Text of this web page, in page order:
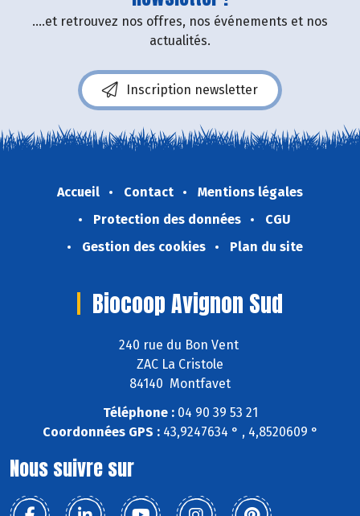
....et retrouvez nos offres, nos événements et nos
actualités.
Inscription newsletter
Accueil Contact
Mentions légales
Protection des données
CGU
Gestion des cookies
Plan du site
Biocoop Avignon Sud
240 rue du Bon Vent
ZAC La Cristole
84140 Montfavet
Téléphone :04 90 39 53 21
Coordonnées GPS :43,9247634 ° , 4,8520609 °
Nous suivre sur